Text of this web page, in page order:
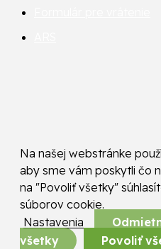
Na našej webstránke
aby sme vám poskytli čo
na "Povoliť všetky"
súborov cookie.
Nastavenia
všetky
Povoliť